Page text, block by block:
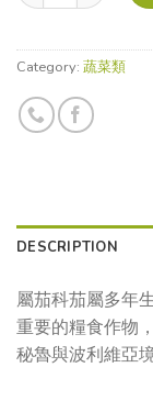
Category: 蔬菜類
DESCRIPTION
屬茄科茄屬多年
重要的糧食作物
秘魯與波利維亞